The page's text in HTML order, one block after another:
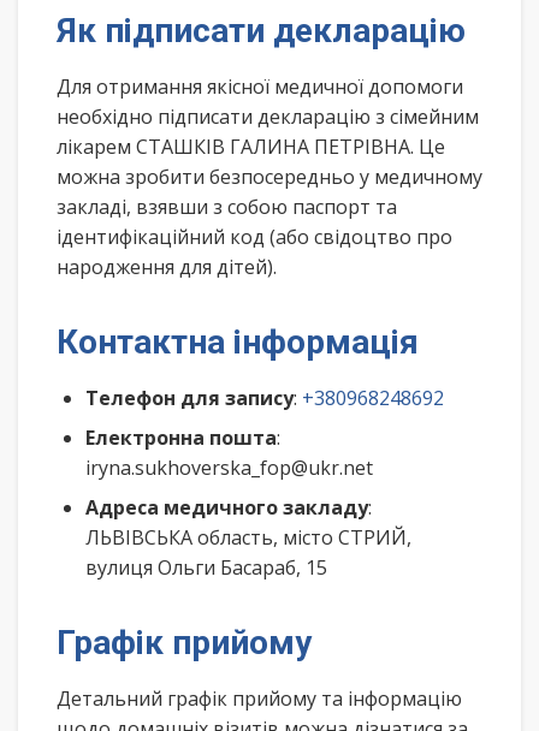
Як підписати декларацію
Для отримання якісної медичної допомоги
необхідно підписати декларацію з сімейним
лікарем СТАШКІВ ГАЛИНА ПЕТРІВНА. Це
можна зробити безпосередньо у медичному
закладі, взявши з собою паспорт та
ідентифікаційний код (або свідоцтво про
народження для дітей).
Контактна інформація
Телефон для запису: +380968248692
Електронна пошта:
iryna.sukhoverska_fop@ukr.net
Адреса медичного закладу:
ЛЬВІВСЬКА область, місто СТРИЙ,
вулиця Ольги Басараб, 15
Графік прийому
Детальний графік прийому та інформацію